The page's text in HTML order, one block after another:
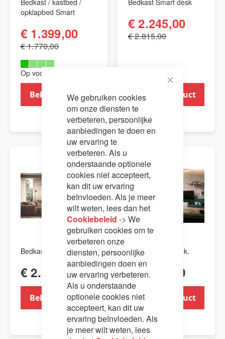
Cookie
We gebruiken cookies
om onze diensten te
verbeteren, persoonlijke
aanbiedingen te doen en
uw ervaring te
verbeteren. Als u
onderstaande optionele
cookies niet accepteert,
kan dit uw ervaring
beïnvloeden. Als je meer
wilt weten, lees dan het
Cookiebeleid -> We
gebruiken cookies om te
verbeteren onze
diensten, persoonlijke
aanbiedingen doen en
uw ervaring verbeteren.
Als u onderstaande
optionele cookies niet
accepteert, kan dit uw
ervaring beïnvloeden. Als
je meer wilt weten, lees
Bedkast / kastbed /
opklapbed Smart
€ 1.399,00
€ 1.770,00
Op voorraad (1)
Bekijk product
Bedkast Smart desk
€ 2.245,00
€ 2.815,00
Bekijk product
Bedkast Slim
€ 2.399,00
Bekijk product
Bedkast Slim Book.
€ 2.567,00
Bekijk product